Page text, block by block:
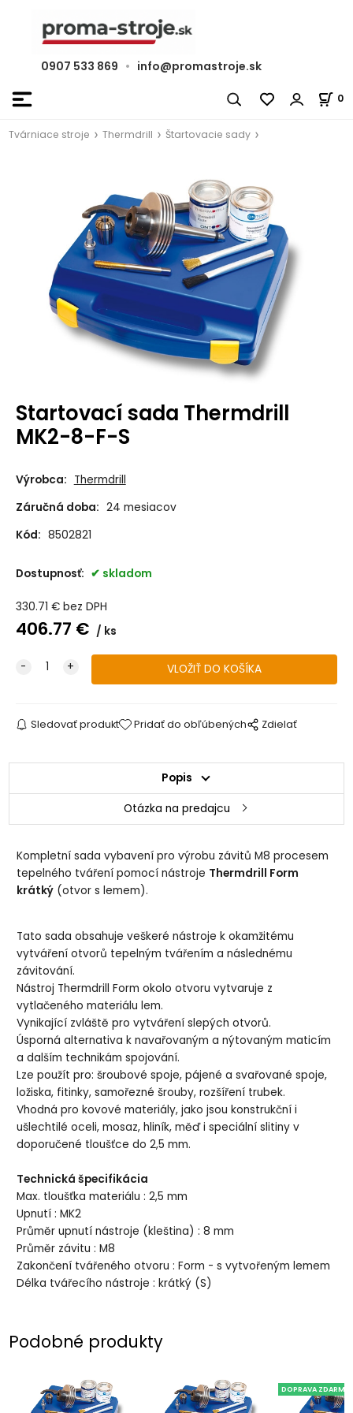
0907 533 869 • info@promastroje.sk
0
Tvárniace stroje Thermdrill Štartovacie sady
Startovací sada Thermdrill
MK2-8-F-S
Výrobca: Thermdrill
Záručná doba: 24 mesiacov
Kód: 8502821
Dostupnosť: skladom
330.71 € bez DPH
406.77 € ks
Sledovať produkt Pridať do obľúbených Zdielať
Popis
Otázka na predajcu
Kompletní sada vybavení pro výrobu závitů M8 procesem
tepelného tváření pomocí nástroje Thermdrill Form
krátký (otvor s lemem).
Tato sada obsahuje veškeré nástroje k okamžitému
vytváření otvorů tepelným tvářením a následnému
závitování.
Nástroj Thermdrill Form okolo otvoru vytvaruje z
vytlačeného materiálu lem.
Vynikající zvláště pro vytváření slepých otvorů.
Úsporná alternativa k navařovaným a nýtovaným maticím
a dalším technikám spojování.
Lze použít pro: šroubové spoje, pájené a svařované spoje,
ložiska, fitinky, samořezné šrouby, rozšíření trubek.
Vhodná pro kovové materiály, jako jsou konstrukční i
ušlechtilé oceli, mosaz, hliník, měď i speciální slitiny v
doporučené tloušťce do 2,5 mm.
Technická špecifikácia
Max. tloušťka materiálu : 2,5 mm
Upnutí : MK2
Průměr upnutí nástroje (kleština) : 8 mm
Průměr závitu : M8
Zakončení tvářeného otvoru : Form - s vytvořeným lemem
Délka tvářecího nástroje : krátký (S)
Podobné produkty
DOPRAVA ZDARMA